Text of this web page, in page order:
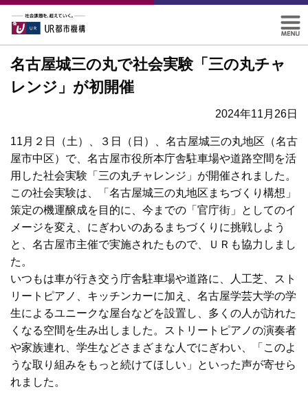
名古屋城三の丸で社会実験「三の丸チャ
レンジ」が初開催
2024年11月26日
11月２日（土）、３日（日）、名古屋城三の丸地区（名古
屋市中区）で、名古屋市役所本庁舎駐車場や道路空間を活
用した社会実験「三の丸チャレンジ」が開催されました。
この社会実験は、「名古屋城三の丸地区まちづくり構想」
策定の機運醸成を目的に、今までの「官庁街」としてのイ
メージを変え、にぎわいのあるまちづくりに挑戦しよう
と、名古屋市主催で実施されたもので、ＵＲも協力しまし
た。
いつもは車が行き交う庁舎駐車場や道路に、人工芝、スト
リートピアノ、キッチンカーに加え、名古屋学芸大学の学
生によるユニークな屋台などを設置し、多くの人が訪れた
くなる空間を生み出しました。ストリートピアノの演奏者
や家族連れ、学生などさまざまな人でにぎわい、「このよ
うな取り組みをもっと続けてほしい」といった声が寄せら
れました。